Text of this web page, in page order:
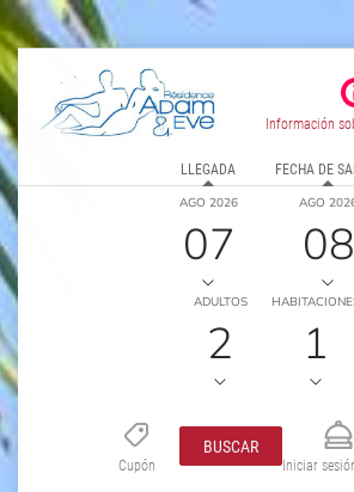
Información
LLEGADA
AGO 2026
07
FECHA DE
AGO
08
ADULTOS
2 1
Cupón
BUSCAR
Iniciar